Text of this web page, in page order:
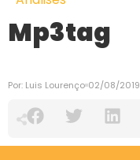
Mp3tag
Por: Luis Lourenço 02/08/2019